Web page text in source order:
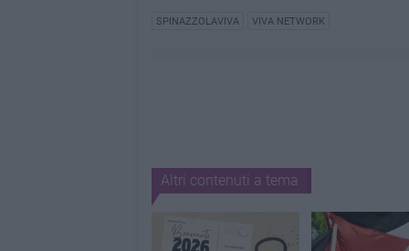
SPINAZZOLAVIVA VIVA NETWORK
Altri contenuti a tema